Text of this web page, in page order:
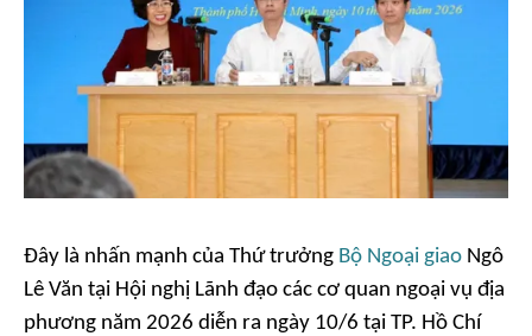
Đây là nhấn mạnh của Thứ trưởng Bộ Ngoại giao Ngô
Lê Văn tại Hội nghị Lãnh đạo các cơ quan ngoại vụ địa
phương năm 2026 diễn ra ngày 10/6 tại TP. Hồ Chí